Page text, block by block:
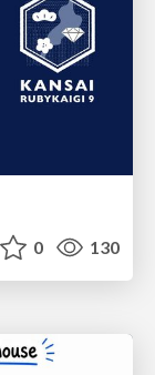
0 130